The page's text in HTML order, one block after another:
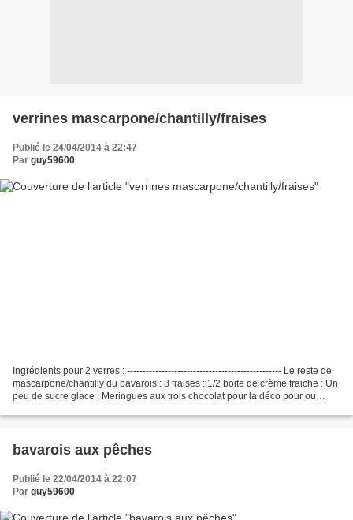
verrines mascarpone/chantilly/fraises
Publié le 24/04/2014 à 22:47
Par guy59600
Ingrédients pour 2 verres : ------------------------------------------------- Le reste de
mascarpone/chantilly du bavarois : 8 fraises : 1/2 boite de crème fraiche : Un
peu de sucre glace : Meringues aux trois chocolat pour la déco pour ou
bavarois aux pêches
Publié le 22/04/2014 à 22:07
Par guy59600